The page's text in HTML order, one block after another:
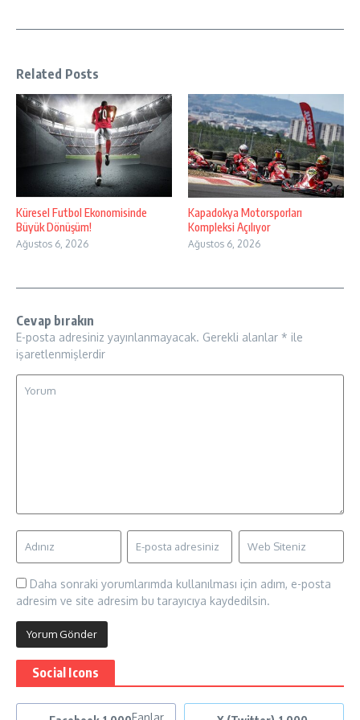
Related Posts
Küresel Futbol Ekonomisinde
Büyük Dönüşüm!
Ağustos 6, 2026
Kapadokya Motorsporları
Kompleksi Açılıyor
Ağustos 6, 2026
Cevap bırakın
E-posta adresiniz yayınlanmayacak. Gerekli alanlar * ile
işaretlenmişlerdir
Daha sonraki yorumlarımda kullanılması için adım, e-posta
adresim ve site adresim bu tarayıcıya kaydedilsin.
Social Icons